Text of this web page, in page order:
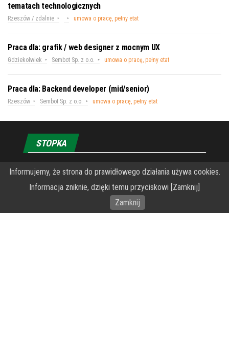
tematach technologicznych
Rzeszów / zdalnie umowa o pracę, pełny etat
Praca dla: grafik / web designer z mocnym UX
Gdziekolwiek Sembot Sp. z o.o. umowa o pracę, pełny etat
Praca dla: Backend developer (mid/senior)
Rzeszów Sembot Sp. z o.o. umowa o pracę, pełny etat
STOPKA
O Fundacji PRZEkarpacie
Wykonanie portalu – specjaliści stron www WordPress
Informujemy, że strona do prawidłowego działania używa cookies.
Informacja zniknie, dzięki temu przyciskowi [Zamknij]
Zamknij